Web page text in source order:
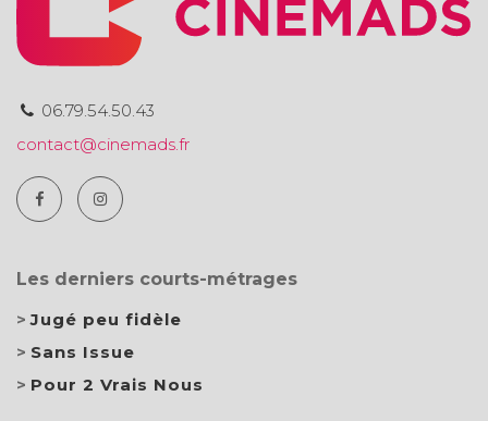
06.79.54.50.43
contact@cinemads.fr
Les derniers courts-métrages
Jugé peu fidèle
Sans Issue
Pour 2 Vrais Nous